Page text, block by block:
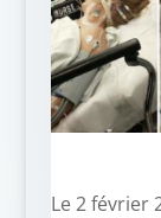
Le 2 février